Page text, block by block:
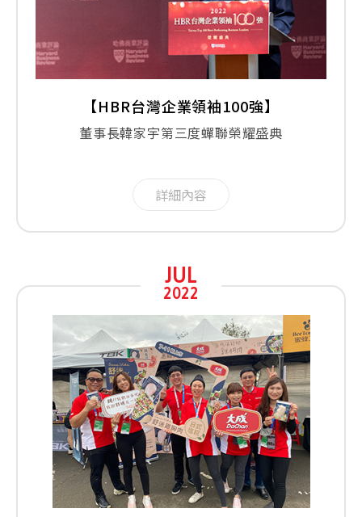
【HBR台灣企業領袖100強】
董事長韓家宇第三度蟬聯榮耀盛典
詳細內容
JUL
2022